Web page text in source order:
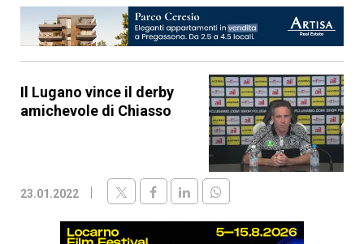
Il Lugano vince il derby
amichevole di Chiasso
23.01.2022